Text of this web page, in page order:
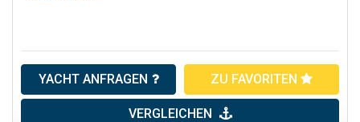
YACHT ANFRAGEN ZU FAVORITEN
VERGLEICHEN